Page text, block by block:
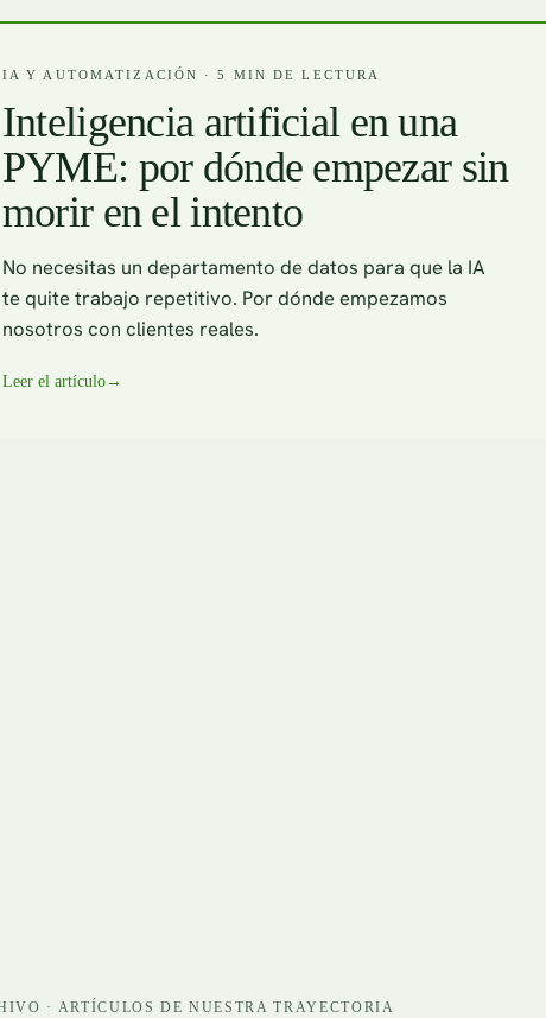
IA Y AUTOMATIZACIÓN · 5 MIN DE LECTURA
Inteligencia artificial en una
PYME: por dónde empezar sin
morir en el intento
No necesitas un departamento de datos para que la IA
te quite trabajo repetitivo. Por dónde empezamos
nosotros con clientes reales.
Leer el artículo→
· ARTÍCULOS DE NUESTRA TRAYECTORIA